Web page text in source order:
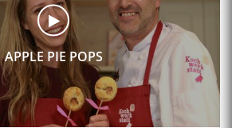
APPLE PIE POPS